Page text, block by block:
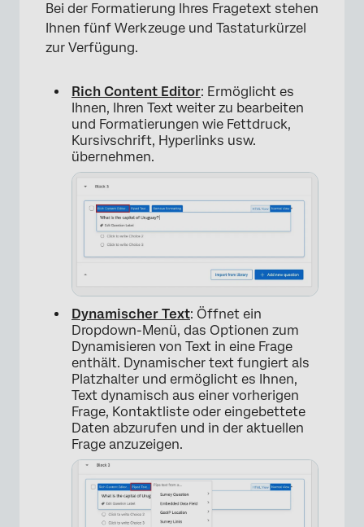
×
Bei der Formatierung Ihres Fragetext stehen
Ihnen fünf Werkzeuge und Tastaturkürzel
zur Verfügung.
Rich Content Editor: Ermöglicht es
Ihnen, Ihren Text weiter zu bearbeiten
und Formatierungen wie Fettdruck,
Kursivschrift, Hyperlinks usw.
übernehmen.
Dynamischer Text: Öffnet ein
Dropdown-Menü, das Optionen zum
Dynamisieren von Text in eine Frage
enthält. Dynamischer text fungiert als
Platzhalter und ermöglicht es Ihnen,
Text dynamisch aus einer vorherigen
Frage, Kontaktliste oder eingebettete
Daten abzurufen und in der aktuellen
Frage anzuzeigen.